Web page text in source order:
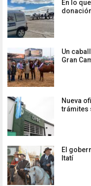
En lo
Un
Gran
Nueva
trámites
El
Itatí